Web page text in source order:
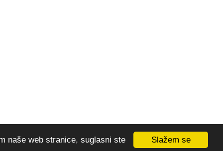
Slažem se
naše web stranice, suglasni ste